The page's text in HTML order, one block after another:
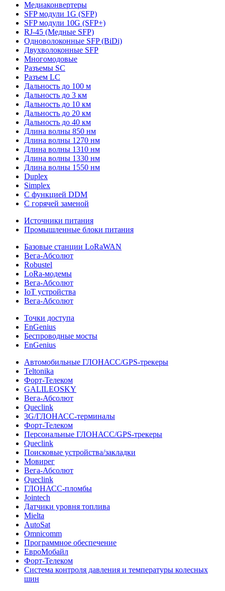
Медиаконвертеры
SFP модули 1G (SFP)
SFP модули 10G (SFP+)
RJ-45 (Медные SFP)
Одноволоконные SFP (BiDi)
Двухволоконные SFP
Многомодовые
Разъемы SC
Разъем LC
Дальность до 100 м
Дальность до 3 км
Дальность до 10 км
Дальность до 20 км
Дальность до 40 км
Длина волны 850 нм
Длина волны 1270 нм
Длина волны 1310 нм
Длина волны 1330 нм
Длина волны 1550 нм
Duplex
Simplex
С функцией DDM
С горячей заменой
Источники питания
Промышленные блоки питания
Базовые станции LoRaWAN
Вега-Абсолют
Robustel
LoRa-модемы
Вега-Абсолют
IoT устройства
Вега-Абсолют
Точки доступа
EnGenius
Беспроводные мосты
EnGenius
Автомобильные ГЛОНАСС/GPS-трекеры
Teltonika
Форт-Телеком
GALILEOSKY
Вега-Абсолют
Queclink
3G/ГЛОНАСС-терминалы
Форт-Телеком
Персональные ГЛОНАСС/GPS-трекеры
Queclink
Поисковые устройства/закладки
Мовирег
Вега-Абсолют
Queclink
ГЛОНАСС-пломбы
Jointech
Датчики уровня топлива
Mielta
AutoSat
Omnicomm
Программное обеспечение
ЕвроМобайл
Форт-Телеком
Система контроля давления и температуры колесных
шин